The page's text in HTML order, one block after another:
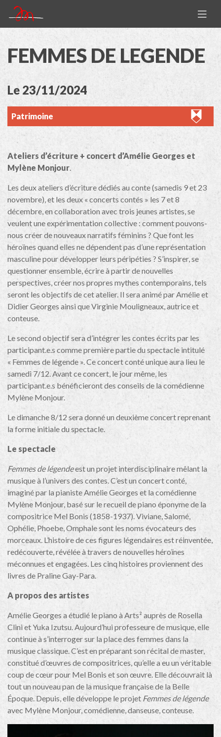
FEMMES DE LEGENDE
Le 23/11/2024
Patrimoine
Ateliers d’écriture + concert d’Amélie Georges et
Mylène Monjour.
Les deux ateliers d’écriture dédiés au conte (samedis 9 et 23
novembre), et les deux « concerts contés » les 7 et 8
décembre, en collaboration avec trois jeunes artistes, se
veulent une expérimentation collective : comment pouvons-
nous créer de nouveaux narratifs féminins ? Que font les
héroïnes quand elles ne dépendent pas d’une représentation
masculine pour développer leurs péripéties ? S’inspirer, se
questionner ensemble, écrire à partir de nouvelles
perspectives, créer nos propres mythes contemporains, tels
seront les objectifs de cet atelier. Il sera animé par Amélie et
Didier Georges ainsi que Virginie Mouligneaux, autrice et
conteuse.
Le second objectif sera d’intégrer les contes écrits par les
participant.e.s comme première partie du spectacle intitulé
« Femmes de légende ». Ce concert conté unique aura lieu le
samedi 7/12. Avant ce concert, le jour même, les
participant.e.s bénéficieront des conseils de la comédienne
Mylène Monjour.
Le dimanche 8/12 sera donné un deuxième concert reprenant
la forme initiale du spectacle.
Le spectacle
Femmes de légendeest un projet interdisciplinaire mêlant la
musique à l’univers des contes. C’est un concert conté,
imaginé par la pianiste Amélie Georges et la comédienne
Mylène Monjour, basé sur le recueil de piano éponyme de la
compositrice Mel Bonis (1858-1937). Viviane, Salomé,
Ophélie, Phoebe, Omphale sont les noms évocateurs des
morceaux. L’histoire de ces figures légendaires est réinventée,
redécouverte, révélée à travers de nouvelles héroïnes
méconnues et engagées. Les cinq histoires proviennent des
livres de Praline Gay-Para.
A propos des artistes
Amélie Georges a étudié le piano à Arts² auprès de Rosella
Clini et Yuka Izutsu. Aujourd’hui professeure de musique, elle
continue à s’interroger sur la place des femmes dans la
musique classique. C’est en préparant son récital de master,
constitué d’œuvres de compositrices, qu’elle a eu un véritable
coup de cœur pour Mel Bonis et son œuvre. Elle découvrait là
tout un nouveau pan de la musique française de la Belle
Époque. Depuis, elle développe le projet Femmes de légende
avec Mylène Monjour, comédienne, danseuse, conteuse.